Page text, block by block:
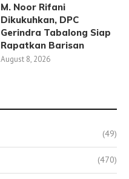
M. Noor Rifani
Dikukuhkan, DPC
Gerindra Tabalong Siap
Rapatkan Barisan
August 8, 2026
(49)
(470)